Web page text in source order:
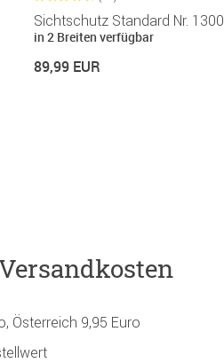
Sichtschutz Standard Nr. 1300
in 2 Breiten verfügbar
89,99 EUR
Österreich 9,95 Euro